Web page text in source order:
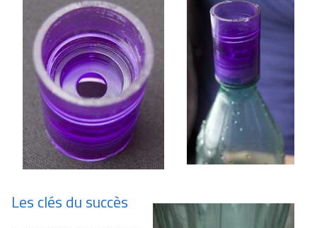
Les clés du succès